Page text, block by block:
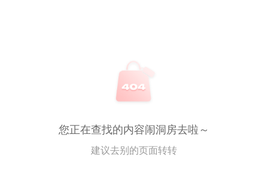
您正在查找的内容闹洞房去啦～
建议去别的页面转转